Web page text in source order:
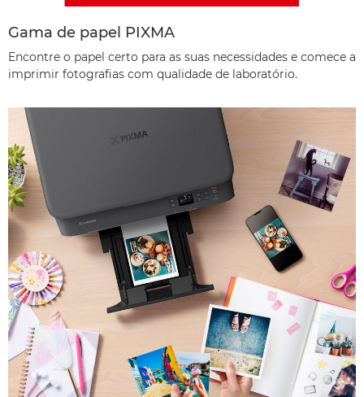
Gama de papel PIXMA
Encontre o papel certo para as suas necessidades e comece a
imprimir fotografias com qualidade de laboratório.